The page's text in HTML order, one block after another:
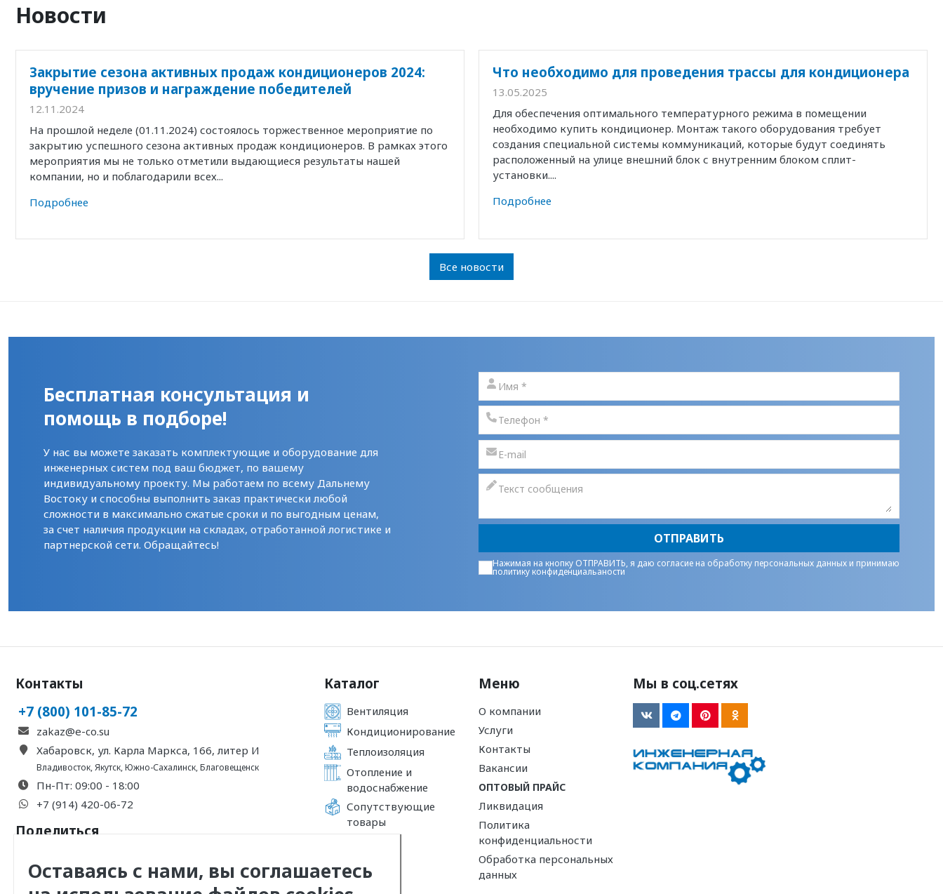
Новости
Закрытие сезона активных продаж кондиционеров 2024:
вручение призов и награждение победителей
12.11.2024
На прошлой неделе (01.11.2024) состоялось торжественное мероприятие по
закрытию успешного сезона активных продаж кондиционеров. В рамках этого
мероприятия мы не только отметили выдающиеся результаты нашей
компании, но и поблагодарили всех...
Подробнее
Что необходимо для проведения трассы для кондиционера
13.05.2025
Для обеспечения оптимального температурного режима в помещении
необходимо купить кондиционер. Монтаж такого оборудования требует
создания специальной системы коммуникаций, которые будут соединять
расположенный на улице внешний блок с внутренним блоком сплит-
установки....
Подробнее
Все новости
Бесплатная консультация и
помощь в подборе!
У нас вы можете заказать комплектующие и оборудование для
инженерных систем под ваш бюджет, по вашему
индивидуальному проекту. Мы работаем по всему Дальнему
Востоку и способны выполнить заказ практически любой
сложности в максимально сжатые сроки и по выгодным ценам,
за счет наличия продукции на складах, отработанной логистике и
партнерской сети. Обращайтесь!
ОТПРАВИТЬ
Нажимая на кнопку ОТПРАВИТЬ, я даю согласие на обработку персональных данных и принимаю
политику конфиденциальаности
Контакты
+7 (800) 101-85-72
zakaz@e-co.su
Хабаровск, ул. Карла Маркса, 166, литер И
Владивосток,Якутск,Южно-Сахалинск,Благовещенск
Пн-Пт: 09:00 - 18:00
+7 (914) 420-06-72
Поделиться
Каталог
Вентиляция
Кондиционирование
Теплоизоляция
Отопление и
водоснабжение
Сопутствующие
товары
Меню
О компании
Услуги
Контакты
Вакансии
ОПТОВЫЙ ПРАЙС
Ликвидация
Политика
конфиденциальности
Обработка персональных
данных
Мы в соц.сетях
Оставаясь с нами, вы соглашаетесь